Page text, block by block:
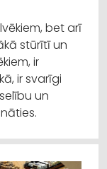
bet arī
stūrītī un
ir
ir svarīgi
un